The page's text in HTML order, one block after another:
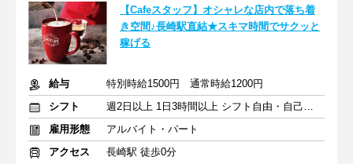
【Cafeスタッフ】オシャレな店内で落ち着
き空間♪長崎駅直結★スキマ時間でサクッと
稼げる
給与
特別時給1500円 通常時給1200円
シフト
週2日以上 1日3時間以上 シフト自由・自己申告
雇用形態
アルバイト・パート
アクセス
長崎駅 徒歩0分